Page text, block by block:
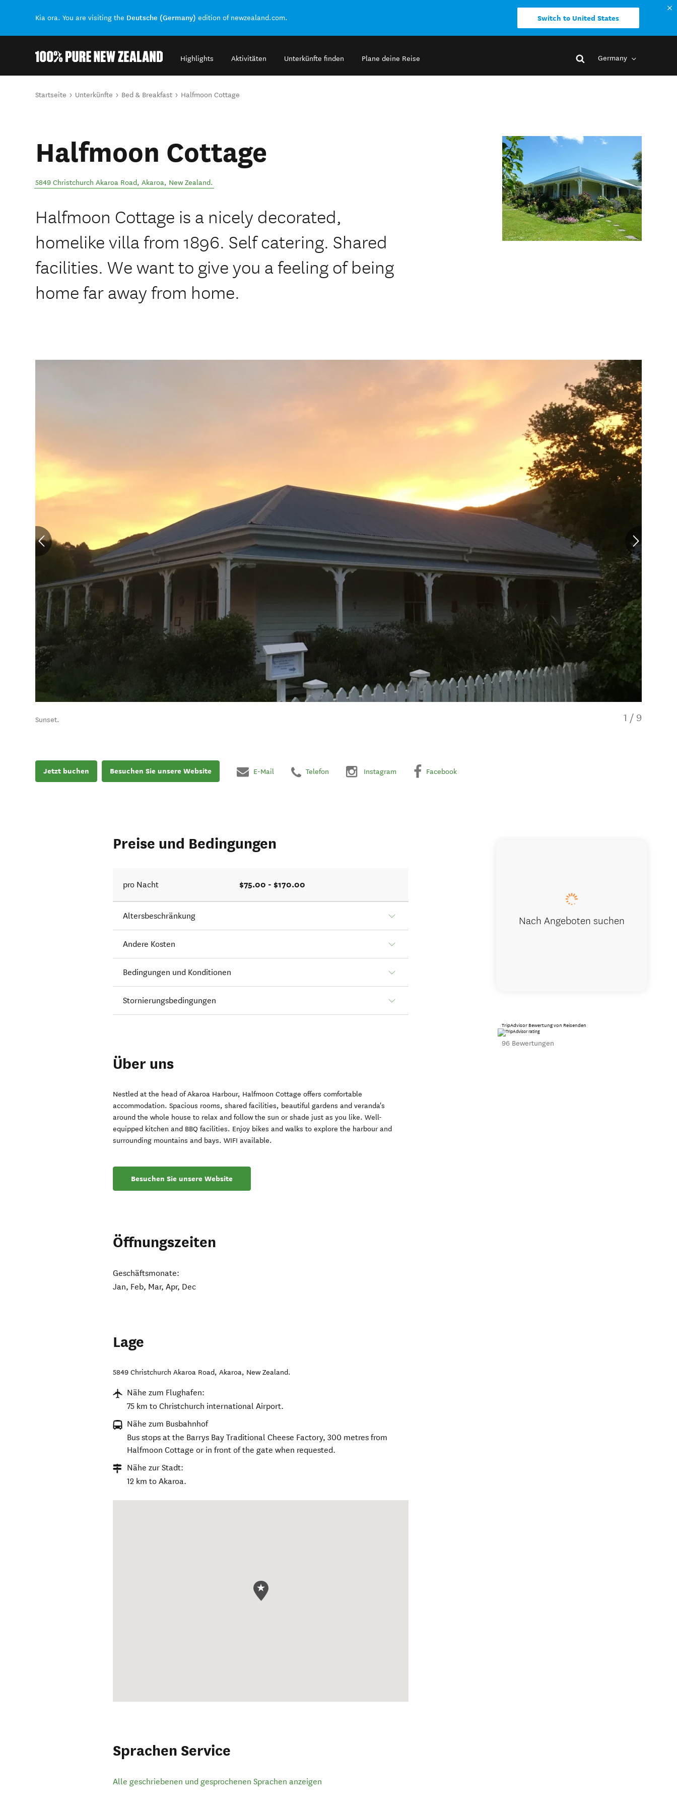
Kia ora. You are visiting the Deutsche (Germany) edition of newzealand.com. Switch to United States
Highlights Aktivitäten Unterkünfte finden Plane deine Reise Germany
Sie sind hier
Startseite Unterkünfte Bed & Breakfast Halfmoon Cottage
Halfmoon Cottage
5849 Christchurch Akaroa Road, Akaroa, New Zealand.
Halfmoon Cottage is a nicely decorated,
homelike villa from 1896. Self catering. Shared
facilities. We want to give you a feeling of being
home far away from home.
Sunset. 1 / 9
Jetzt buchen Besuchen Sie unsere Website E-Mail Telefon Instagram Facebook
Preise und Bedingungen
pro Nacht $75.00 - $170.00
Altersbeschränkung
Andere Kosten
Bedingungen und Konditionen
Stornierungsbedingungen
Über uns
Nestled at the head of Akaroa Harbour, Halfmoon Cottage offers comfortable
accommodation. Spacious rooms, shared facilities, beautiful gardens and veranda's
around the whole house to relax and follow the sun or shade just as you like. Well-
equipped kitchen and BBQ facilities. Enjoy bikes and walks to explore the harbour and
surrounding mountains and bays. WIFI available.
Besuchen Sie unsere Website
Öffnungszeiten
Geschäftsmonate:
Jan, Feb, Mar, Apr, Dec
Lage
5849 Christchurch Akaroa Road,Akaroa, New Zealand.
Nähe zum Flughafen:
75 km to Christchurch international Airport.
Nähe zum Busbahnhof
Bus stops at the Barrys Bay Traditional Cheese Factory, 300 metres from
Halfmoon Cottage or in front of the gate when requested.
Nähe zur Stadt:
12 km to Akaroa.
Sprachen Service
Alle geschriebenen und gesprochenen Sprachen anzeigen
Nach Angeboten suchen
TripAdvisor Bewertung von Reisenden
96 Bewertungen